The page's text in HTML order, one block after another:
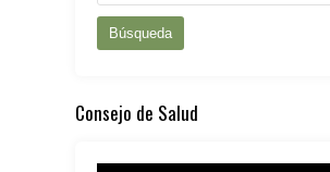
Búsqueda
Consejo de Salud